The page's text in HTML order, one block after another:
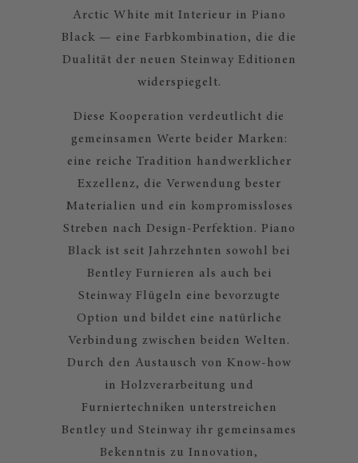
Arctic White mit Interieur in Piano
Black — eine Farbkombination, die die
Dualität der neuen Steinway Editionen
widerspiegelt.
Diese Kooperation verdeutlicht die
gemeinsamen Werte beider Marken:
eine reiche Tradition handwerklicher
Exzellenz, die Verwendung bester
Materialien und ein kompromissloses
Streben nach Design-Perfektion. Piano
Black ist seit Jahrzehnten sowohl bei
Bentley Furnieren als auch bei
Steinway Flügeln eine bevorzugte
Option und bildet eine natürliche
Verbindung zwischen beiden Welten.
Durch den Austausch von Know-how
in Holzverarbeitung und
Furniertechniken unterstreichen
Bentley und Steinway ihr gemeinsames
Bekenntnis zu Innovation,